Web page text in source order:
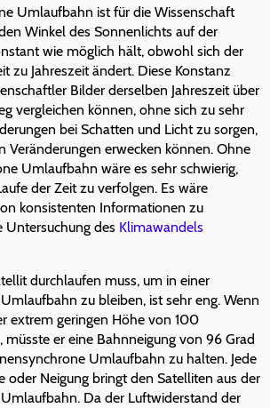
Umlaufbahn ist für die Wissenschaft
Winkel des Sonnenlichts auf der
wie möglich hält, obwohl sich der
zu Jahreszeit ändert. Diese Konstanz
Bilder derselben Jahreszeit über
vergleichen können, ohne sich zu sehr
bei Schatten und Licht zu sorgen,
Veränderungen erwecken können. Ohne
Umlaufbahn wäre es sehr schwierig,
der Zeit zu verfolgen. Es wäre
konsistenten Informationen zu
Untersuchung des Klimawandels
durchlaufen muss, um in einer
zu bleiben, ist sehr eng. Wenn
extrem geringen Höhe von 100
er eine Bahnneigung von 96 Grad
Umlaufbahn zu halten. Jede
oder Neigung bringt den Satelliten aus der
Da der Luftwiderstand der